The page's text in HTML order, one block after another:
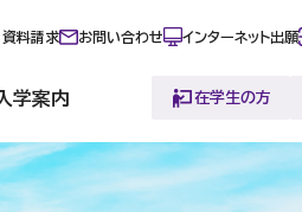
資料請求 お問い合わせ インターネット出願
学案内 在学生の方